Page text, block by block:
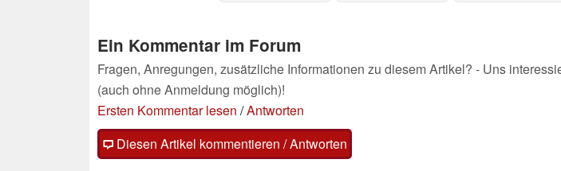
Ein Kommentar im Forum
Fragen, Anregungen, zusätzliche Informationen zu diesem Artikel? - Uns
(auch ohne Anmeldung möglich)!
Ersten Kommentar lesen /Antworten
Diesen Artikel kommentieren / Antworten